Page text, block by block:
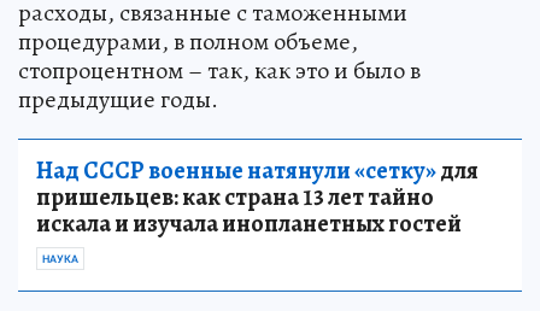
расходы, связанные с таможенными
процедурами, в полном объеме,
стопроцентном – так, как это и было в
предыдущие годы.
Над СССР военные натянули «сетку»для
пришельцев: как страна 13 лет тайно
искала и изучала инопланетных гостей
НАУКА